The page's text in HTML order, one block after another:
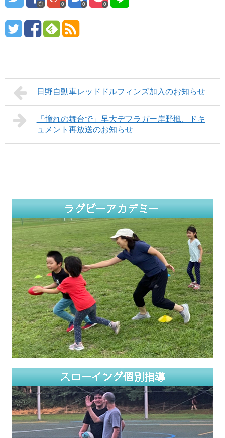
0 0 0
日野自動車レッドドルフィンズ加入のお知らせ
「憧れの舞台で」早大デフラガー岸野楓、ドキ
ュメント再放送のお知らせ